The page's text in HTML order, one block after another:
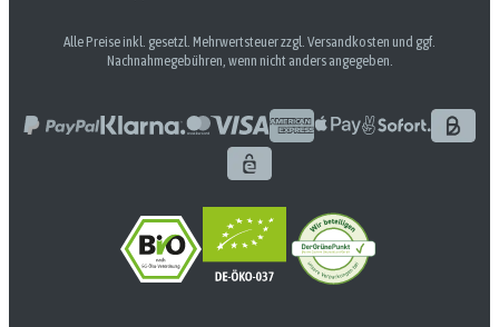
Alle Preise inkl. gesetzl. Mehrwertsteuer zzgl. Versandkosten und ggf.
Nachnahmegebühren, wenn nicht anders angegeben.